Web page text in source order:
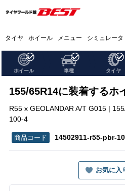
タイヤ ホイール メニュー シミュレータ
ホイール 車種 タイヤ
155/65R14に装着するホ
R55 x GEOLANDAR A/T G015 |
100-4
14502911-r55-pbr-
お気に入